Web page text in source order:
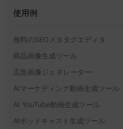
使用例
無料のSEOメタタグエディタ
商品画像生成ツール
広告画像ジェネレーター
AIマーケティング動画生成ツール
AI YouTube動画生成ツール
AIポッドキャスト生成ツール